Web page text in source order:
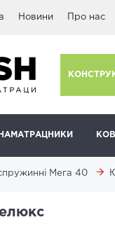
Новини Про нас
НАМАТРАЦНИКИ
Мега 40